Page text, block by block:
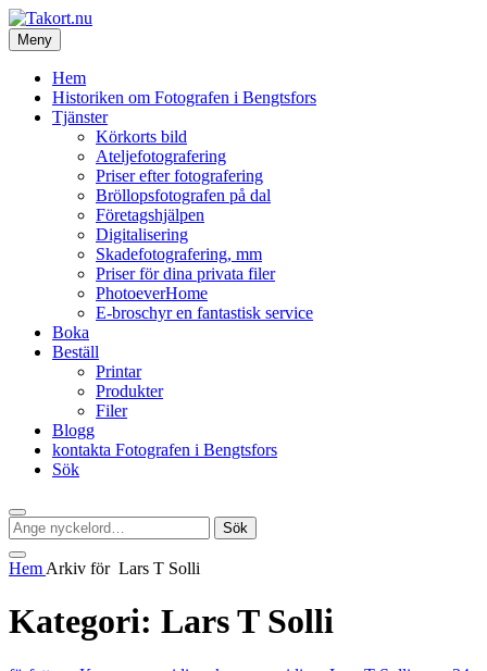
Hoppa
till
innehåll
Takort.nu
Meny
Hem
Historiken om Fotografen i Bengtsfors
Tjänster
Körkorts bild
Ateljefotografering
Priser efter fotografering
Bröllopsfotografen på dal
Företagshjälpen
Digitalisering
Skadefotografering, mm
Priser för dina privata filer
PhotoeverHome
E-broschyr en fantastisk service
Boka
Beställ
Printar
Produkter
Filer
Blogg
kontakta Fotografen i Bengtsfors
Sök
Sök
Sök
efter:
Sök
Social
meny
Hem Arkiv för Lars T Solli
Kategori: Lars T Solli